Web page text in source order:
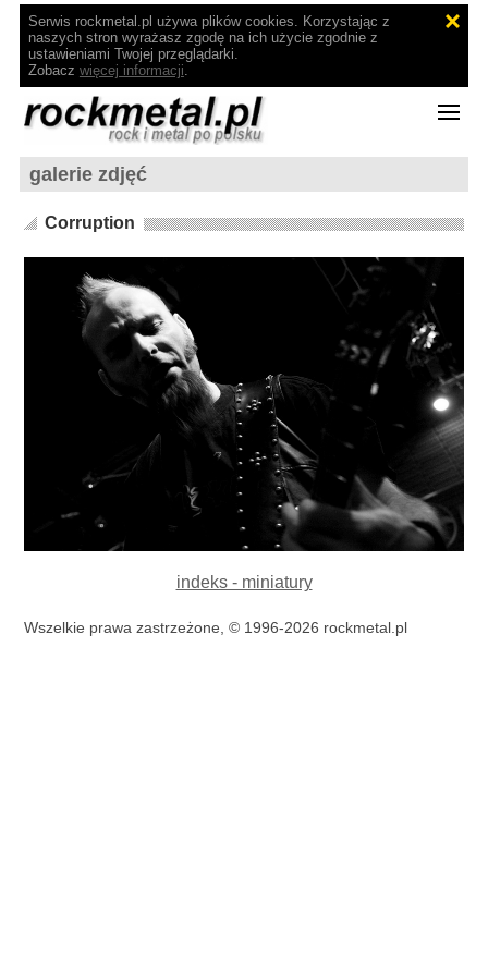
Serwis rockmetal.pl używa plików cookies. Korzystając z
naszych stron wyrażasz zgodę na ich użycie zgodnie z
ustawieniami Twojej przeglądarki.
Zobacz więcej informacji.
galerie zdjęć
Corruption
indeks - miniatury
Wszelkie prawa zastrzeżone, © 1996-2026 rockmetal.pl